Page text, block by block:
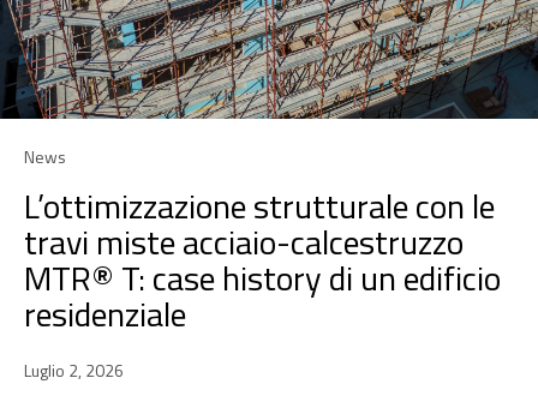
News
L’ottimizzazione strutturale con le
travi miste acciaio-calcestruzzo
MTR® T: case history di un edificio
residenziale
Luglio 2, 2026